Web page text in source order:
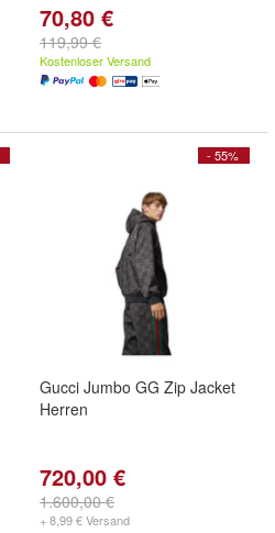
70,80 €
119,99 €
Kostenloser Versand
- 55%
Gucci Jumbo GG Zip Jacket
Herren
720,00 €
1.600,00 €
+ 8,99 € Versand